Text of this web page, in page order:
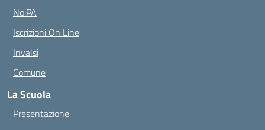
NoiPA
Iscrizioni On Line
Invalsi
Comune
La Scuola
Presentazione